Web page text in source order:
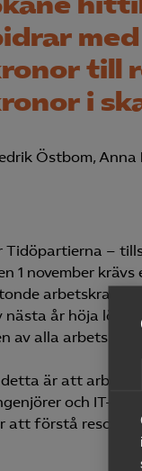
till
i
Östbom,
–
1 november
år höja
av alla
detta är att
och IT-
att förstå